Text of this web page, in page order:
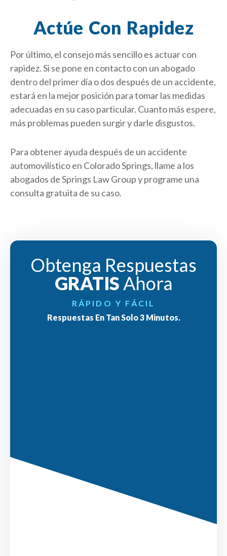
Actúe Con Rapidez
Por último, el consejo más sencillo es actuar con
rapidez. Si se pone en contacto con un abogado
dentro del primer día o dos después de un accidente,
estará en la mejor posición para tomar las medidas
adecuadas en su caso particular. Cuanto más espere,
más problemas pueden surgir y darle disgustos.
Para obtener ayuda después de un accidente
automovilístico en Colorado Springs, llame a los
abogados de Springs Law Group y programe una
consulta gratuita de su caso.
Obtenga Respuestas
GRATISAhora
RÁPIDO Y FÁCIL
Respuestas En Tan Solo 3 Minutos.